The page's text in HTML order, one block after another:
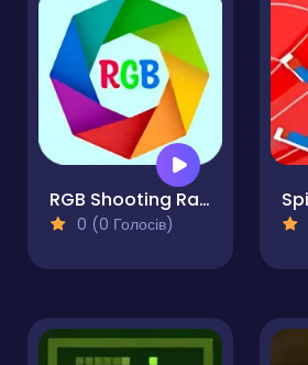
RGB Shooting Range
0 (0 Голосів)